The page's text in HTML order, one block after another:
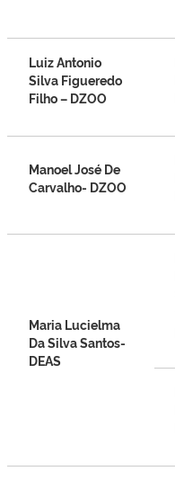
Luiz Antonio
Silva Figueredo
Filho – DZOO
Manoel José De
Carvalho- DZOO
Maria Lucielma
Da Silva Santos-
DEAS